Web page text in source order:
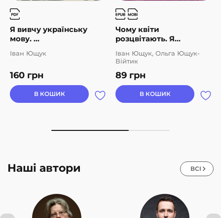
Я вивчу українську
мову. ...
160 грн
Іван Ющук
В КОШИК
Чому квіти
розцвітають. Я...
89 грн
Іван Ющук, Ольга Ющук-
Війтик
В КОШИК
Наші автори ВСІ